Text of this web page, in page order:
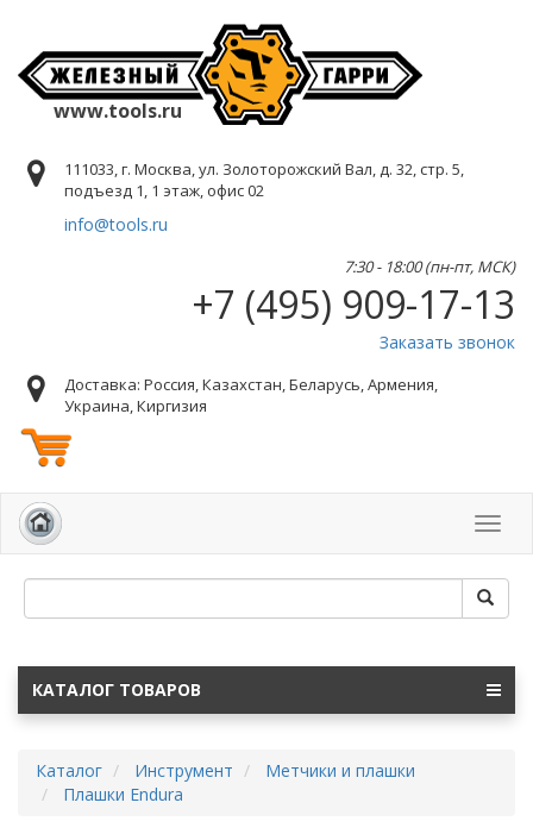
www.tools.ru
111033, г. Москва, ул. Золоторожский Вал, д. 32, стр. 5,
подъезд 1, 1 этаж, офис 02
info@tools.ru
7:30 - 18:00 (пн-пт, МСК)
+7 (495) 909-17-13
Заказать звонок
Доставка: Россия, Казахстан, Беларусь, Армения,
Украина, Киргизия
КАТАЛОГ ТОВАРОВ
Каталог Инструмент
Метчики и плашки
Плашки Endura